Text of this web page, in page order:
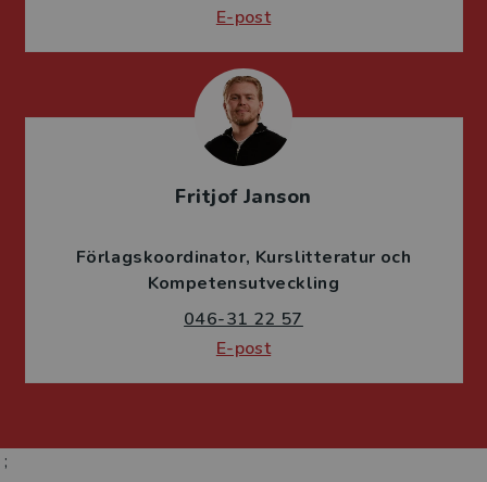
E-post
Fritjof Janson
Förlagskoordinator Kurslitteratur och
Kompetensutveckling
046-31 22 57
E-post
;